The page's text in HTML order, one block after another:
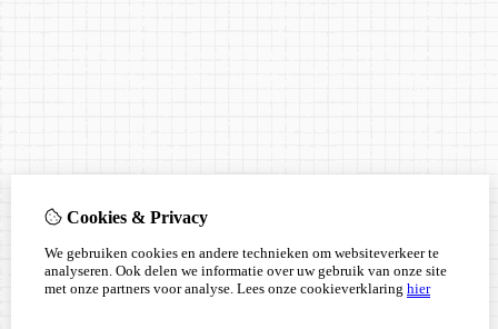
Cookies & Privacy
We gebruiken cookies en andere technieken om websiteverkeer te
analyseren. Ook delen we informatie over uw gebruik van onze site
met onze partners voor analyse. Lees onze cookieverklaring hier